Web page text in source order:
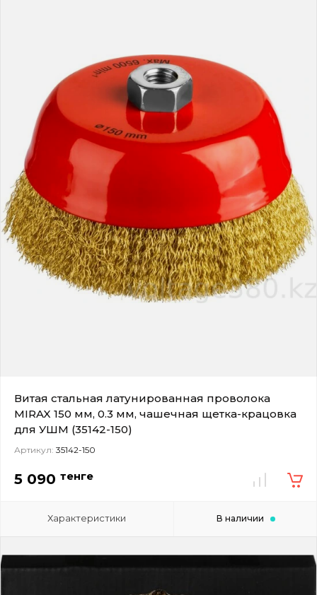
Витая стальная латунированная проволока
MIRAX 150 мм, 0.3 мм, чашечная щетка-крацовка
для УШМ (35142-150)
Артикул: 35142-150
5 090 тенге
Характеристики В наличии